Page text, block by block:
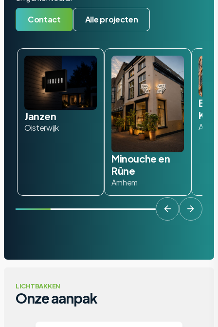
Contact Alle projecten
Janzen
Oisterwijk
Minouche en
Rûne
Arnhem
LICHTBAKKEN
Onze aanpak